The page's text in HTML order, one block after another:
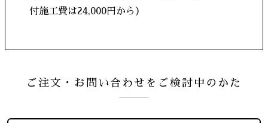
付施工費は24,000円から）
ご注文・お問い合わせをご検討中のかた